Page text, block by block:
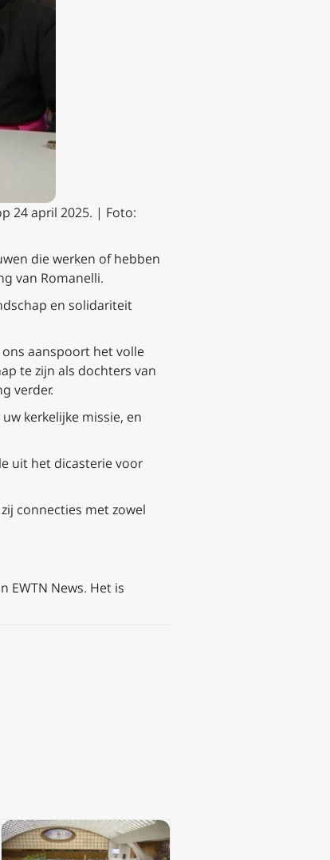
24 april 2025. | Foto:
die werken of hebben
van Romanelli.
en solidariteit
aanspoort het volle
te zijn als dochters van
verder.
kerkelijke missie, en
uit het dicasterie voor
connecties met zowel
EWTN News. Het is